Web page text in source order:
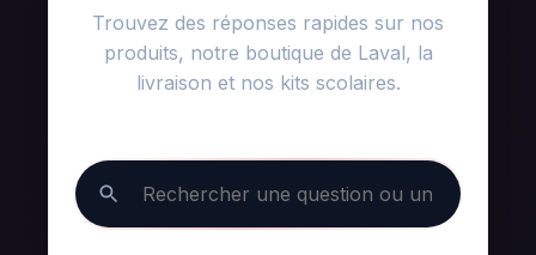
Trouvez des réponses rapides sur nos
produits, notre boutique de Laval, la
livraison et nos kits scolaires.